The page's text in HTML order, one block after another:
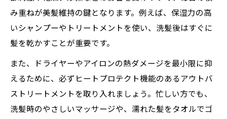
髪質改善の効果を保つ家での工夫
洗髪や乾かし方で髪質改善を守る
髪質改善を続けるための習慣作り
本当に髪質が変わる施術と日常ケア
髪質改善は施術と日常ケアが両輪
み重ねが美髪維持の鍵となります。例えば、保湿力の高
いシャンプーやトリートメントを使い、洗髪後はすぐに
髪を乾かすことが重要です。
また、ドライヤーやアイロンの熱ダメージを最小限に抑
えるために、必ずヒートプロテクト機能のあるアウトバ
ストリートメントを取り入れましょう。忙しい方でも、
洗髪時のやさしいマッサージや、濡れた髪をタオルでゴ